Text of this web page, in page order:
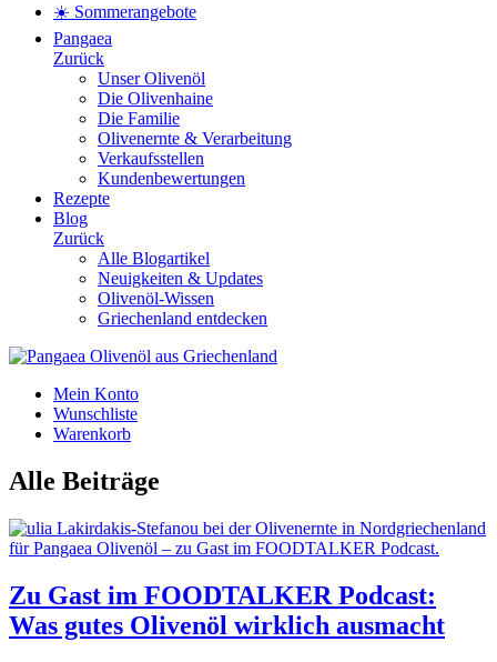
☀️ Sommerangebote
Pangaea
Zurück
Unser Olivenöl
Die Olivenhaine
Die Familie
Olivenernte & Verarbeitung
Verkaufsstellen
Kundenbewertungen
Rezepte
Blog
Zurück
Alle Blogartikel
Neuigkeiten & Updates
Olivenöl-Wissen
Griechenland entdecken
Mein Konto
Wunschliste
Warenkorb
Alle Beiträge
Zu Gast im FOODTALKER Podcast:
Was gutes Olivenöl wirklich ausmacht